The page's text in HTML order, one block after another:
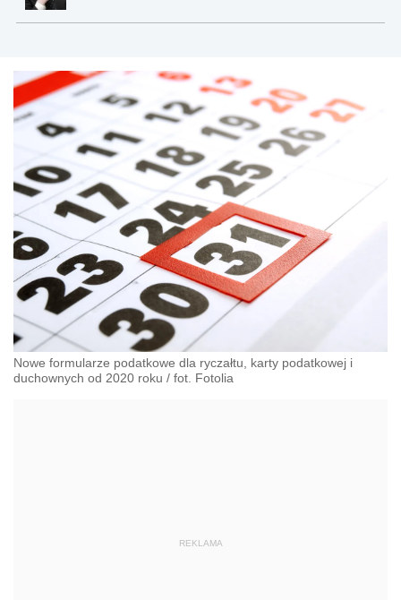
Nowe formularze podatkowe dla ryczałtu, karty podatkowej i
duchownych od 2020 roku / fot. Fotolia